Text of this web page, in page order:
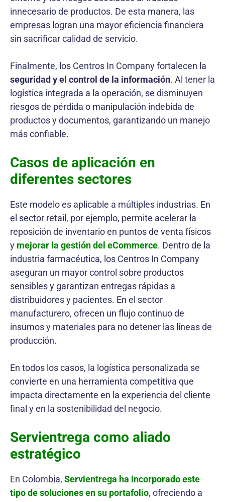
innecesario de productos. De esta manera, las
empresas logran una mayor eficiencia financiera
sin sacrificar calidad de servicio.
Finalmente, los Centros In Company fortalecen la
seguridad y el control de la información. Al tener la
logística integrada a la operación, se disminuyen
riesgos de pérdida o manipulación indebida de
productos y documentos, garantizando un manejo
más confiable.
Casos de aplicación en
diferentes sectores
Este modelo es aplicable a múltiples industrias. En
el sector retail, por ejemplo, permite acelerar la
reposición de inventario en puntos de venta físicos
y mejorar la gestión del eCommerce. Dentro de la
industria farmacéutica, los Centros In Company
aseguran un mayor control sobre productos
sensibles y garantizan entregas rápidas a
distribuidores y pacientes. En el sector
manufacturero, ofrecen un flujo continuo de
insumos y materiales para no detener las líneas de
producción.
En todos los casos, la logística personalizada se
convierte en una herramienta competitiva que
impacta directamente en la experiencia del cliente
final y en la sostenibilidad del negocio.
Servientrega como aliado
estratégico
En Colombia, Servientrega ha incorporado este
tipo de soluciones en su portafolio, ofreciendo a